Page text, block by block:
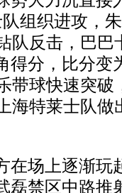
组织进攻，
队反击，巴巴
得分，比分变
带球快速突破
海特莱士队做
场上逐渐玩
磊禁区中路推